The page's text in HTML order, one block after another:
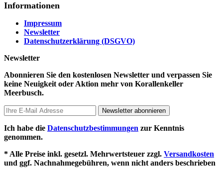
Informationen
Impressum
Newsletter
Datenschutzerklärung (DSGVO)
Newsletter
Abonnieren Sie den kostenlosen Newsletter und verpassen Sie
keine Neuigkeit oder Aktion mehr von Korallenkeller
Meerbusch.
Newsletter abonnieren
Ich habe die Datenschutzbestimmungen zur Kenntnis
genommen.
* Alle Preise inkl. gesetzl. Mehrwertsteuer zzgl. Versandkosten
und ggf. Nachnahmegebühren, wenn nicht anders beschrieben